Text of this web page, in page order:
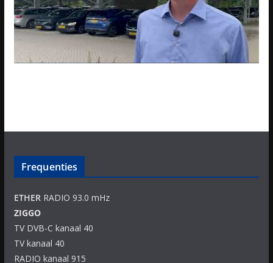
Frequenties
ETHERRADIO 93.0 mHz
ZIGGO
TV DVB-C kanaal 40
TV kanaal 40
RADIO kanaal 915